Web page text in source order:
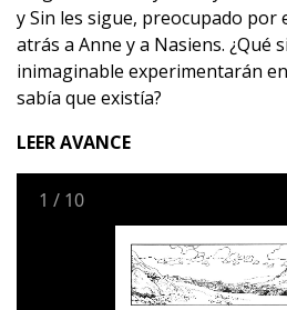
y Sin les sigue, preocupado por
atrás a Anne y a Nasiens. ¿Qué
inimaginable experimentarán
sabía que existía?
LEER AVANCE
1 / 10